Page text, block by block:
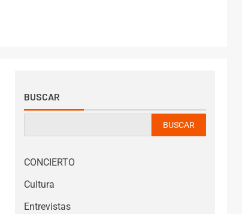
BUSCAR
BUSCAR
CONCIERTO
Cultura
Entrevistas